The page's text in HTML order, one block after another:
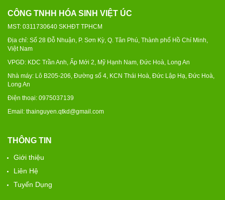
CÔNG TNHH HÓA SINH VIỆT ÚC
MST: 0311730640 SKHĐT TPHCM
Địa chỉ: Số 28 Đỗ Nhuận, P. Sơn Kỳ, Q. Tân Phú, Thành phố Hồ Chí Minh,
Việt Nam
VPGD: KDC Trần Anh, Ấp Mới 2, Mỹ Hạnh Nam, Đức Hoà, Long An
Nhà máy: Lô B205-206, Đường số 4, KCN Thái Hoà, Đức Lập Hạ, Đức Hoà,
Long An
Điện thoại: 0975037139
Email: thainguyen.qtkd@gmail.com
THÔNG TIN
Giới thiệu
Liên Hệ
Tuyển Dụng